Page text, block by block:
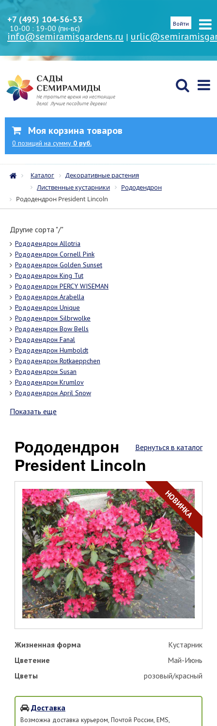
+7 (495) 104-56-53
10-00 : 19-00 (пн-вс)
info@semiramisgardens.ru |
Войти
Моя корзина товаров
0 позиций на сумму 0 руб.
Каталог
Декоративные растения
Лиственные кустарники
Рододендрон
Рододендрон President Lincoln
Другие сорта "/"
Рододендрон Allotria
Рододендрон Cornell Pink
Рододендрон Golden Sunset
Рододендрон King Tut
Рододендрон PERCY WISEMAN
Рододендрон Arabella
Рододендрон Unique
Рододендрон Silbrwolke
Рододендрон Bow Bells
Рододендрон Fanal
Рододендрон Humboldt
Рододендрон Rotkaeppchen
Рододендрон Susan
Рододендрон Krumlov
Рододендрон April Snow
Показать еще
Вернуться в каталог
Рододендрон
President Lincoln
НОВИНКА
Жизненная форма
Кустарник
Цветение
Май-Июнь
Цветы
розовый/красный
Доставка
Возможна доставка курьером, Почтой России, EMS,